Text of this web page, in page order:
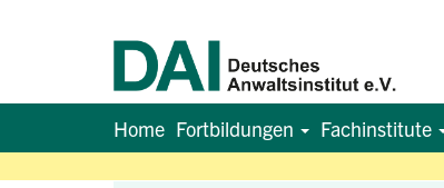
Home Fortbildungen Fachinstitute